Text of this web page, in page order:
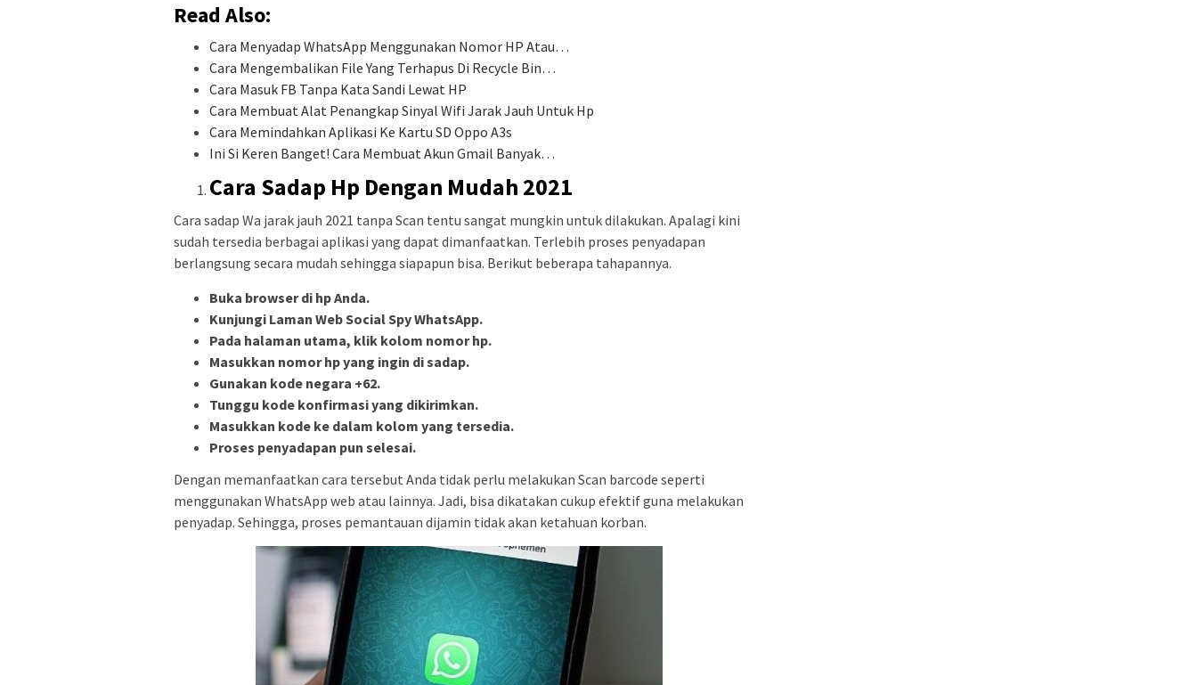
Read Also:
Cara Menyadap WhatsApp Menggunakan Nomor HP Atau…
Cara Mengembalikan File Yang Terhapus Di Recycle Bin…
Cara Masuk FB Tanpa Kata Sandi Lewat HP
Cara Membuat Alat Penangkap Sinyal Wifi Jarak Jauh Untuk Hp
Cara Memindahkan Aplikasi Ke Kartu SD Oppo A3s
Ini Si Keren Banget! Cara Membuat Akun Gmail Banyak…
Cara Sadap Hp Dengan Mudah 2021
Cara sadap Wa jarak jauh 2021 tanpa Scan tentu sangat mungkin untuk dilakukan. Apalagi kini
sudah tersedia berbagai aplikasi yang dapat dimanfaatkan. Terlebih proses penyadapan
berlangsung secara mudah sehingga siapapun bisa. Berikut beberapa tahapannya.
Buka browser di hp Anda.
Kunjungi Laman Web Social Spy WhatsApp.
Pada halaman utama, klik kolom nomor hp.
Masukkan nomor hp yang ingin di sadap.
Gunakan kode negara +62.
Tunggu kode konfirmasi yang dikirimkan.
Masukkan kode ke dalam kolom yang tersedia.
Proses penyadapan pun selesai.
Dengan memanfaatkan cara tersebut Anda tidak perlu melakukan Scan barcode seperti
menggunakan WhatsApp web atau lainnya. Jadi, bisa dikatakan cukup efektif guna melakukan
penyadap. Sehingga, proses pemantauan dijamin tidak akan ketahuan korban.